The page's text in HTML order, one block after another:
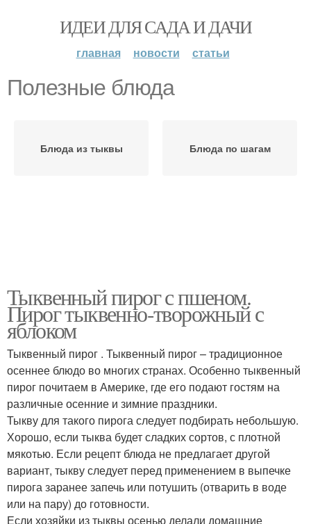
ИДЕИ ДЛЯ САДА И ДАЧИ
главная новости статьи
Полезные блюда
Блюда из тыквы Блюда по шагам
Тыквенный пирог с пшеном.
Пирог тыквенно-творожный с
яблоком
Тыквенный пирог . Тыквенный пирог – традиционное
осеннее блюдо во многих странах. Особенно тыквенный
пирог почитаем в Америке, где его подают гостям на
различные осенние и зимние праздники.
Тыкву для такого пирога следует подбирать небольшую.
Хорошо, если тыква будет сладких сортов, с плотной
мякотью. Если рецепт блюда не предлагает другой
вариант, тыкву следует перед применением в выпечке
пирога заранее запечь или потушить (отварить в воде
или на пару) до готовности.
Если хозяйки из тыквы осенью делали домашние